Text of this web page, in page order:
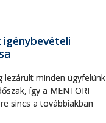
lezárult minden ügyfelünk
így a MENTORI
sincs a továbbiakban